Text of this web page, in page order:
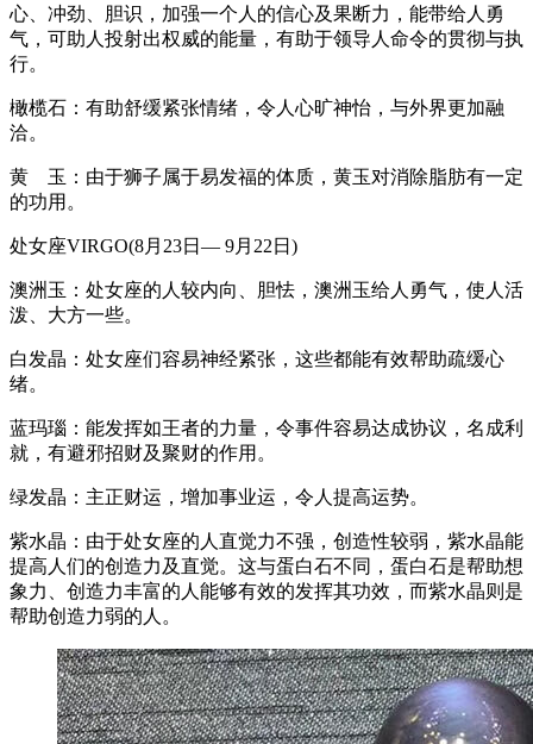
心、冲劲、胆识，加强一个人的信心及果断力，能带给人勇
气，可助人投射出权威的能量，有助于领导人命令的贯彻与执
行。
橄榄石：有助舒缓紧张情绪，令人心旷神怡，与外界更加融
洽。
黄 玉：由于狮子属于易发福的体质，黄玉对消除脂肪有一定
的功用。
处女座VIRGO(8月23日— 9月22日)
澳洲玉：处女座的人较内向、胆怯，澳洲玉给人勇气，使人活
泼、大方一些。
白发晶：处女座们容易神经紧张，这些都能有效帮助疏缓心
绪。
蓝玛瑙：能发挥如王者的力量，令事件容易达成协议，名成利
就，有避邪招财及聚财的作用。
绿发晶：主正财运，增加事业运，令人提高运势。
紫水晶：由于处女座的人直觉力不强，创造性较弱，紫水晶能
提高人们的创造力及直觉。这与蛋白石不同，蛋白石是帮助想
象力、创造力丰富的人能够有效的发挥其功效，而紫水晶则是
帮助创造力弱的人。